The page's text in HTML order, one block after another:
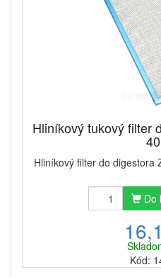
Hliníkový tukový filter
Hliníkový filter do digestora
Do
Kód: